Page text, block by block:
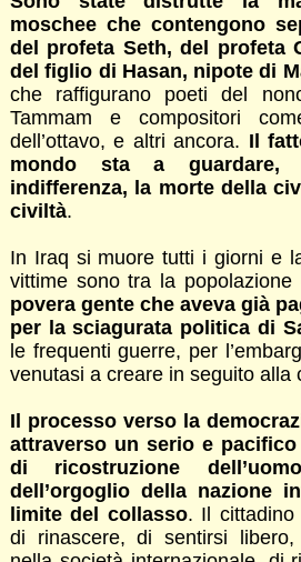
moschee che contengono
del profeta Seth, del profeta
del figlio di Hasan, nipote di
che raffigurano poeti del
Tammam e compositori
dell’ottavo, e altri ancora. Il
mondo sta a guardare,
indifferenza, la morte della
civiltà.
In Iraq si muore tutti i giorni e
vittime sono tra la
povera gente che aveva già
per la sciagurata politica di
le frequenti guerre, per
venutasi a creare in seguito alla
Il processo verso la
attraverso un serio e
di ricostruzione
dell’orgoglio della nazione
limite del collasso. Il cittadino
di rinascere, di sentirsi